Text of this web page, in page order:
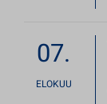
07.
ELOKUU